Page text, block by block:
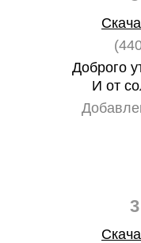
Доброго
И от
3